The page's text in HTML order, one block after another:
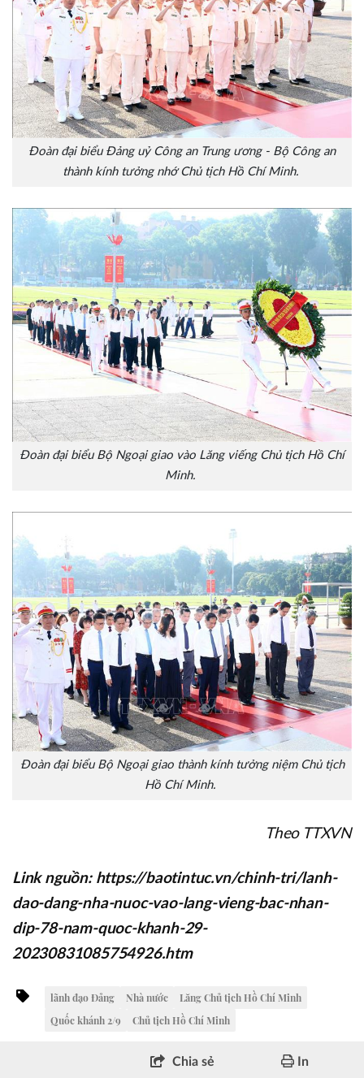
Đoàn đại biểu Đảng uỷ Công an Trung ương - Bộ Công an
thành kính tưởng nhớ Chủ tịch Hồ Chí Minh.
Đoàn đại biểu Bộ Ngoại giao vào Lăng viếng Chủ tịch Hồ Chí
Minh.
Đoàn đại biểu Bộ Ngoại giao thành kính tưởng niệm Chủ tịch
Hồ Chí Minh.
Theo TTXVN
Link nguồn: https://baotintuc.vn/chinh-tri/lanh-
dao-dang-nha-nuoc-vao-lang-vieng-bac-nhan-
dip-78-nam-quoc-khanh-29-
20230831085754926.htm
lãnh đạo Đảng Nhà nước
Lăng Chủ tịch Hồ Chí Minh
Quốc khánh 2/9
Chủ tịch Hồ Chí Minh
Chia sẻ In